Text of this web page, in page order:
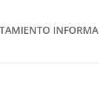
INFORMA